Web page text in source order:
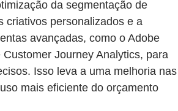
da segmentação de
criativos personalizados e a
avançadas, como o Adobe
Journey Analytics, para
Isso leva a uma melhoria nas
mais eficiente do orçamento